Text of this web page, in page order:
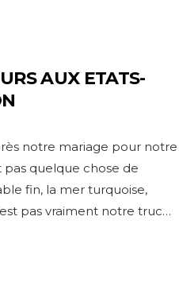
AUX ETATS-
notre mariage pour notre
pas quelque chose de
fin, la mer turquoise,
pas vraiment notre truc…